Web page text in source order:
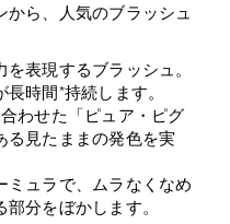
ら、人気のブラッシュ
表現するブラッシュ。
時間*持続します。
わせた「ピュア・ピグ
る見たままの発色を実
ミュラで、ムラなくなめ
分をぼかします。